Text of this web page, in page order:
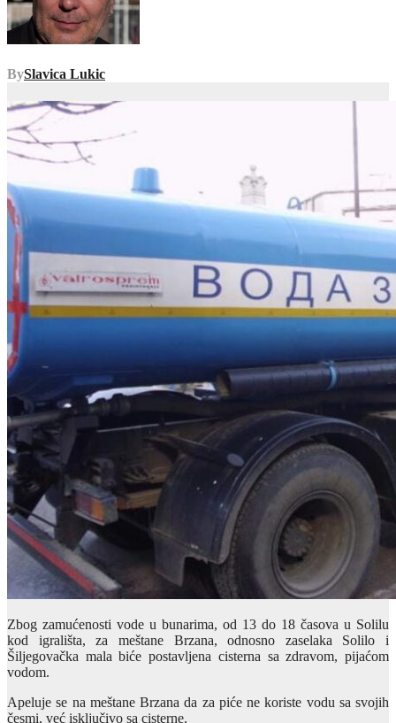
BySlavica Lukic
Zbog zamućenosti vode u bunarima, od 13 do 18 časova u Solilu
kod igrališta, za meštane Brzana, odnosno zaselaka Solilo i
Šiljegovačka mala biće postavljena cisterna sa zdravom, pijaćom
vodom.
Apeluje se na meštane Brzana da za piće ne koriste vodu sa svojih
česmi, već isključivo sa cisterne.